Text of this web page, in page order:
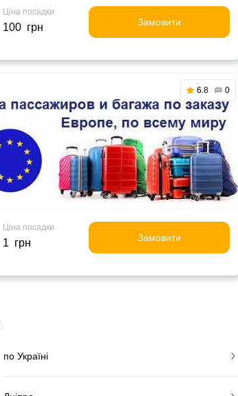
Ціна посадки
100 грн Замовити
6.8 0
Ціна посадки
1 грн Замовити
по Україні